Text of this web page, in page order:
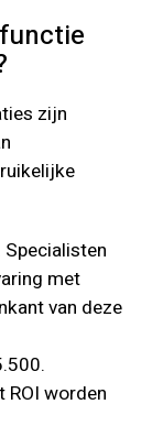
zijn
met
van deze
ROI worden